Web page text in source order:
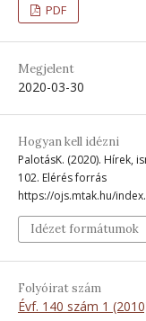
PDF
Megjelent
2020-03-30
Hogyan kell idézni
PalotásK. (2020). Hírek,
102. Elérés forrás
https://ojs.mtak.hu/
Idézet formátumok
Folyóirat szám
Évf. 140 szám 1